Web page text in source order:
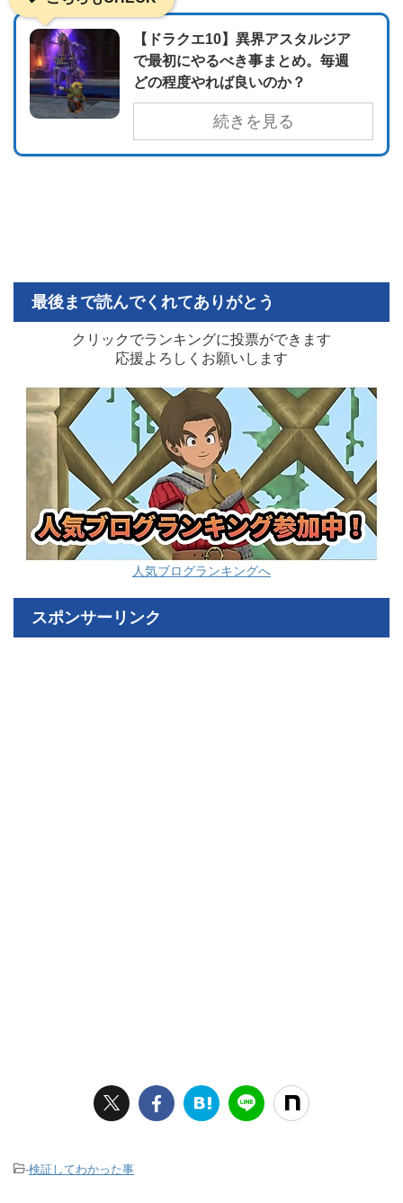
【ドラクエ10】異界アスタルジア
で最初にやるべき事まとめ。毎週
どの程度やれば良いのか？
続きを見る
最後まで読んでくれてありがとう
クリックでランキングに投票ができます
応援よろしくお願いします
人気ブログランキングへ
スポンサーリンク
-検証してわかった事